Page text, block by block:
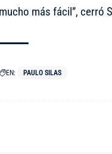
mucho más fácil”, cerró
EN: PAULO SILAS